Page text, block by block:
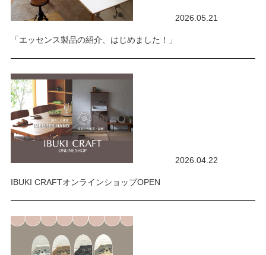
2026.05.21
「エッセンス製品の紹介、はじめました！」
2026.04.22
IBUKI CRAFTオンラインショップOPEN